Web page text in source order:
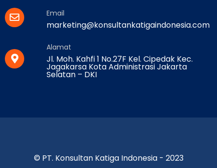
Email
marketing@konsultankatigaindonesia.com
Alamat
Jl. Moh. Kahfi 1 No.27F Kel. Cipedak Kec.
Jagakarsa Kota Administrasi Jakarta
Selatan – DKI
© PT. Konsultan Katiga Indonesia - 2023